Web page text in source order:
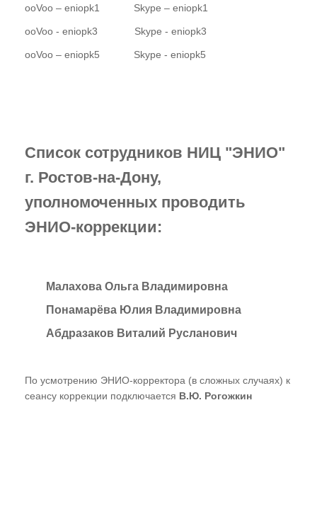
ooVoo – eniopk1 Skype – eniopk1
ooVoo - eniopk3 Skype - eniopk3
ooVoo – eniopk5 Skype - eniopk5
Список сотрудников НИЦ "ЭНИО"
г. Ростов-на-Дону,
уполномоченных проводить
ЭНИО-коррекции:
Малахова Ольга Владимировна
Понамарёва Юлия Владимировна
Абдразаков Виталий Русланович
По усмотрению ЭНИО-корректора (в сложных случаях) к
сеансу коррекции подключается В.Ю. Рогожкин